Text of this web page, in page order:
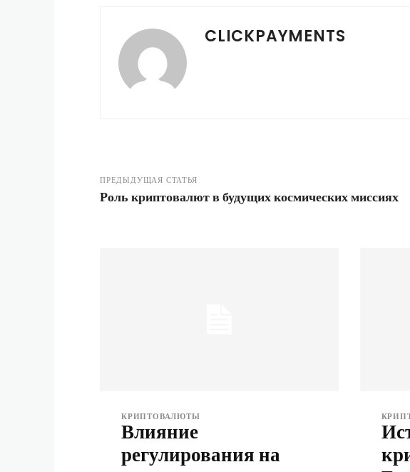
CLICKPAYMENTS
ПРЕДЫДУЩАЯ СТАТЬЯ
Роль криптовалют в будущих космических миссиях
КРИПТОВАЛЮТЫ
Влияние
регулирования на